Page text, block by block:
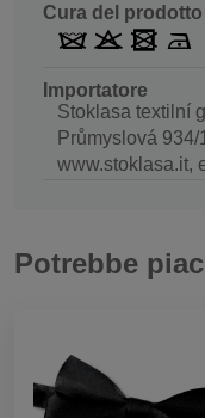
Cura del prodotto
Importatore
Stoklasa textilní
Průmyslová
www.stoklasa.it,
Potrebbe